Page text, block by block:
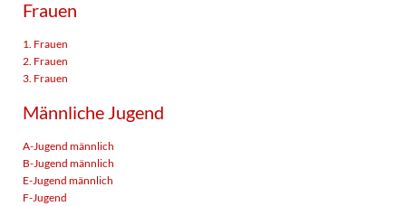
Frauen
1. Frauen
2. Frauen
3. Frauen
Männliche Jugend
A-Jugend männlich
B-Jugend männlich
E-Jugend männlich
F-Jugend